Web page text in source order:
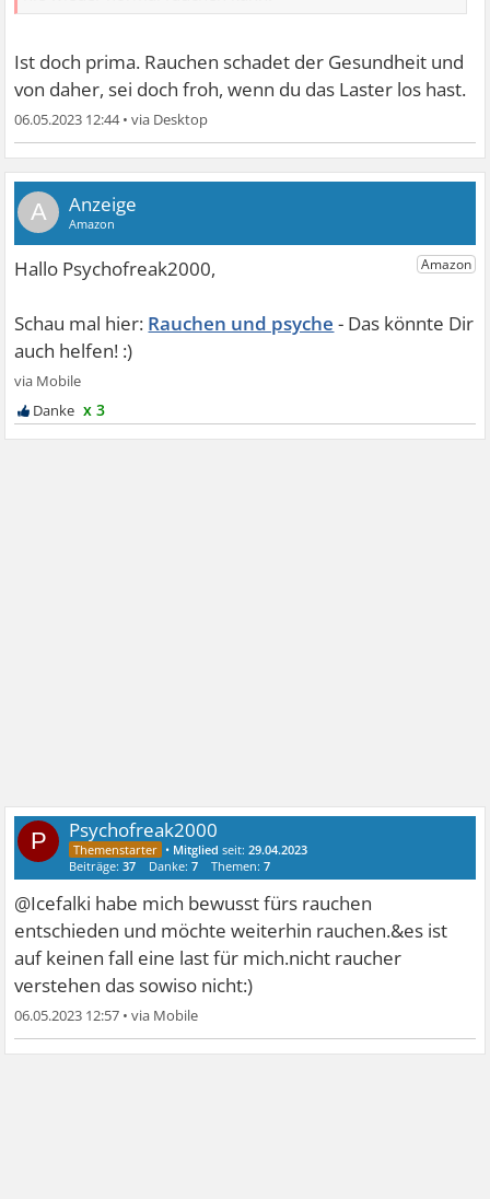
Ist doch prima. Rauchen schadet der Gesundheit und
von daher, sei doch froh, wenn du das Laster los hast.
06.05.2023 12:44•
A
Rauchen und psyche
x 3
P Psychofreak2000
• Mitglied seit:29.04.2023
Beiträge:37 Danke:7 Themen:7
@Icefalki habe mich bewusst fürs rauchen
entschieden und möchte weiterhin rauchen.&es ist
auf keinen fall eine last für mich.nicht raucher
verstehen das sowiso nicht:)
06.05.2023 12:57 •